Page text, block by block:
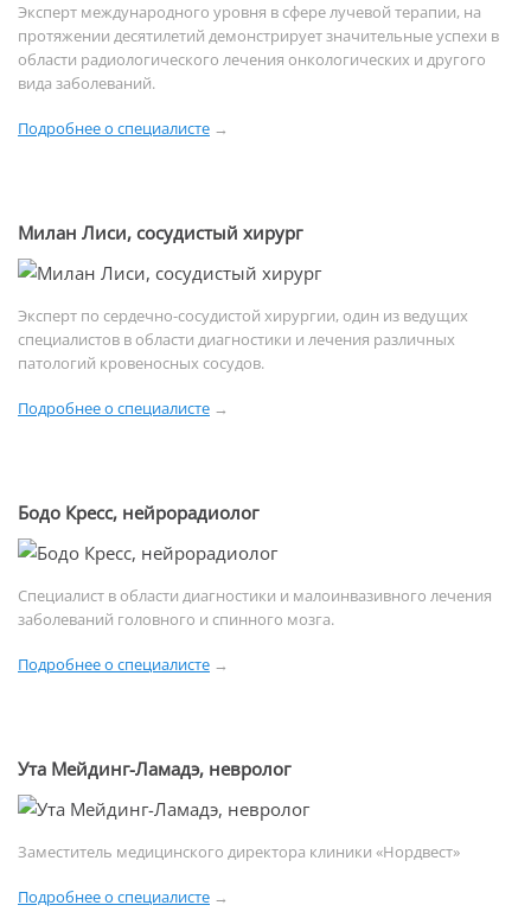
Эксперт международного уровня в сфере лучевой терапии, на
протяжении десятилетий демонстрирует значительные успехи в
области радиологического лечения онкологических и другого
вида заболеваний.
Подробнее о специалисте →
Милан Лиси, сосудистый хирург
Эксперт по сердечно-сосудистой хирургии, один из ведущих
специалистов в области диагностики и лечения различных
патологий кровеносных сосудов.
Подробнее о специалисте →
Бодо Кресс, нейрорадиолог
Специалист в области диагностики и малоинвазивного лечения
заболеваний головного и спинного мозга.
Подробнее о специалисте →
Ута Мейдинг-Ламадэ, невролог
Заместитель медицинского директора клиники «Нордвест»
Подробнее о специалисте →